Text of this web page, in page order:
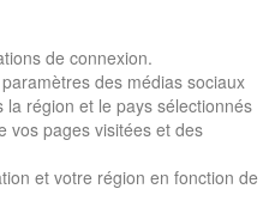
de connexion.
des médias sociaux
région et le pays sélectionnés
vos pages visitées et des
et votre région en fonction de